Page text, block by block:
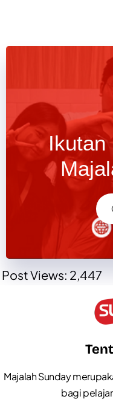
Ikutan
Post Views: 2,447
Majalah Sunday
bagi